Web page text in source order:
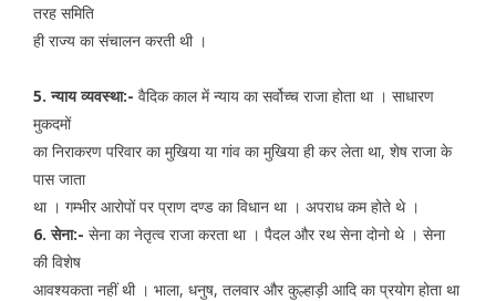
तरह समिति
ही राज्य का संचालन करती थी ।
5. न्याय व्यवस्था:- वैदिक काल में न्याय का सर्वोच्च राजा होता था । साधारण
मुकदमों
का निराकरण परिवार का मुखिया या गांव का मुखिया ही कर लेता था, शेष राजा के
पास जाता
था । गम्भीर आरोपों पर प्राण दण्ड का विधान था । अपराध कम होते थे ।
6. सेना:- सेना का नेतृत्व राजा करता था । पैदल और रथ सेना दोनो थे । सेना
की विशेष
आवश्यकता नहीं थी । भाला, धनुष, तलवार और कुल्हाड़ी आदि का प्रयोग होता था